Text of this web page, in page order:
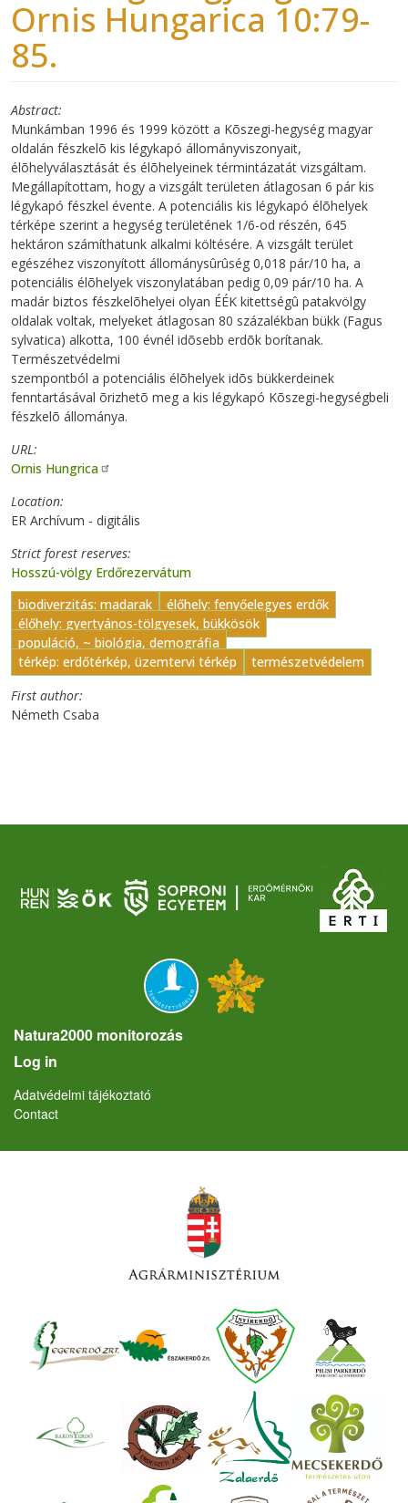
Ornis Hungarica 10:79-
85.
Abstract
Munkámban 1996 és 1999 között a Kõszegi-hegység magyar
oldalán fészkelõ kis légykapó állományviszonyait,
élõhelyválasztását és élõhelyeinek términtázatát vizsgáltam.
Megállapítottam, hogy a vizsgált területen átlagosan 6 pár kis
légykapó fészkel évente. A potenciális kis légykapó élõhelyek
térképe szerint a hegység területének 1/6-od részén, 645
hektáron számíthatunk alkalmi költésére. A vizsgált terület
egészéhez viszonyított állománysûrûség 0,018 pár/10 ha, a
potenciális élõhelyek viszonylatában pedig 0,09 pár/10 ha. A
madár biztos fészkelõhelyei olyan ÉÉK kitettségû patakvölgy
oldalak voltak, melyeket átlagosan 80 százalékban bükk (Fagus
sylvatica) alkotta, 100 évnél idõsebb erdõk borítanak.
Természetvédelmi
szempontból a potenciális élõhelyek idõs bükkerdeinek
fenntartásával õrizhetõ meg a kis légykapó Kõszegi-hegységbeli
fészkelõ állománya.
URL
Ornis Hungrica
Location
ER Archívum - digitális
Strict forest reserves
Hosszú-völgy Erdőrezervátum
biodiverzitás: madarak
élőhely: fenyőelegyes erdők
élőhely: gyertyános-tölgyesek, bükkösök
populáció, ~ biológia, demográfia
térkép: erdőtérkép, üzemtervi térkép
természetvédelem
First author
Németh Csaba
Natura2000 monitorozás
User account menu
Log in
Lábléc
Adatvédelmi tájékoztató
Contact